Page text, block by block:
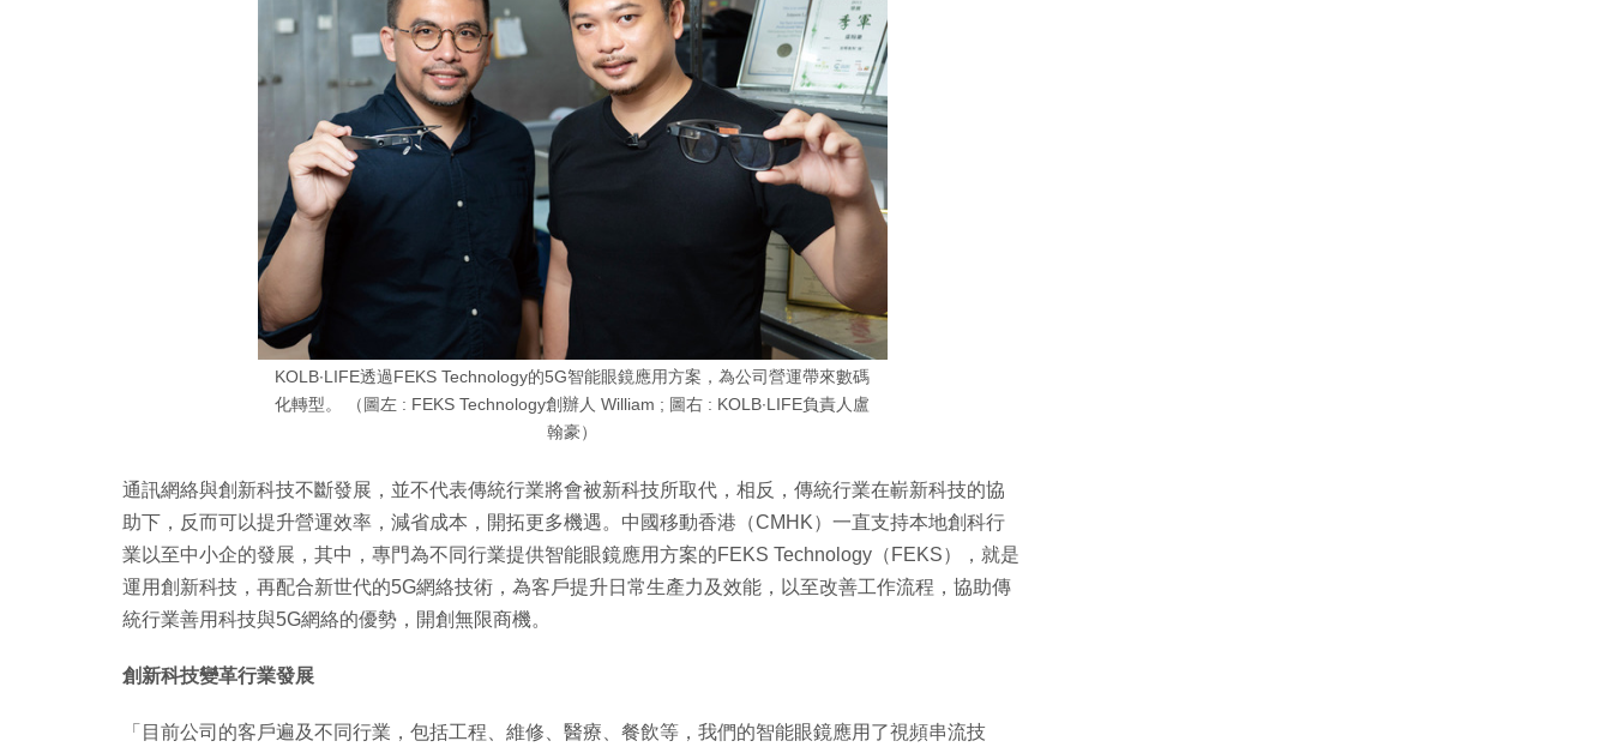
KOLB∙LIFE透過FEKS Technology的5G智能眼鏡應用方案，為公司營運帶來數碼
化轉型。 （圖左 : FEKS Technology創辦人 William ; 圖右 : KOLB∙LIFE負責人盧
翰豪）
通訊網絡與創新科技不斷發展，並不代表傳統行業將會被新科技所取代，相反，傳統行業在嶄新科技的協
助下，反而可以提升營運效率，減省成本，開拓更多機遇。中國移動香港（CMHK）一直支持本地創科行
業以至中小企的發展，其中，專門為不同行業提供智能眼鏡應用方案的FEKS Technology（FEKS），就是
運用創新科技，再配合新世代的5G網絡技術，為客戶提升日常生產力及效能，以至改善工作流程，協助傳
統行業善用科技與5G網絡的優勢，開創無限商機。
創新科技變革行業發展
「目前公司的客戶遍及不同行業，包括工程、維修、醫療、餐飲等，我們的智能眼鏡應用了視頻串流技